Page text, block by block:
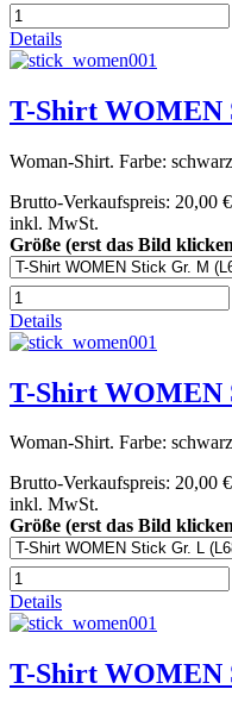
Details
T-Shirt WOMEN
Woman-Shirt. Farbe:
Brutto-Verkaufspreis: 20,00 €
inkl. MwSt.
Größe (erst das Bild
Details
T-Shirt WOMEN
Woman-Shirt. Farbe:
Brutto-Verkaufspreis: 20,00 €
inkl. MwSt.
Größe (erst das Bild
Details
T-Shirt WOMEN